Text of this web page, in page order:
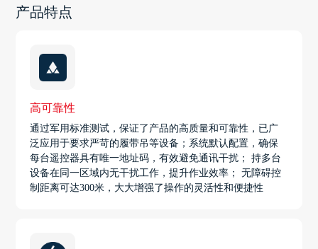
产品特点
高可靠性
通过军用标准测试，保证了产品的高质量和可靠性，已广
泛应用于要求严苛的履带吊等设备；系统默认配置，确保
每台遥控器具有唯一地址码，有效避免通讯干扰； 持多台
设备在同一区域内无干扰工作，提升作业效率； 无障碍控
制距离可达300米，大大增强了操作的灵活性和便捷性